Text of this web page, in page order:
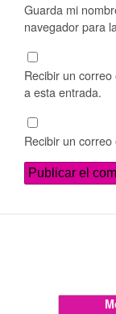
Guarda mi
navegador para
Recibir un
a esta entrada.
Recibir un